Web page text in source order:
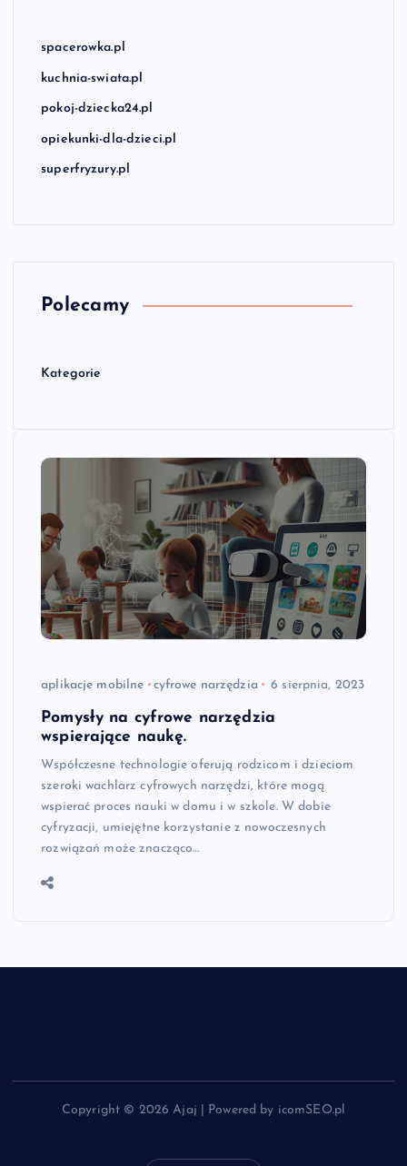
spacerowka.pl
kuchnia-swiata.pl
pokoj-dziecka24.pl
opiekunki-dla-dzieci.pl
superfryzury.pl
Polecamy
Kategorie
aplikacje mobilne cyfrowe narzędzia 6 sierpnia, 2023
Pomysły na cyfrowe narzędzia
wspierające naukę.
Współczesne technologie oferują rodzicom i dzieciom
szeroki wachlarz cyfrowych narzędzi, które mogą
wspierać proces nauki w domu i w szkole. W dobie
cyfryzacji, umiejętne korzystanie z nowoczesnych
rozwiązań może znacząco…
Copyright © 2026 Ajaj | Powered by icomSEO.pl